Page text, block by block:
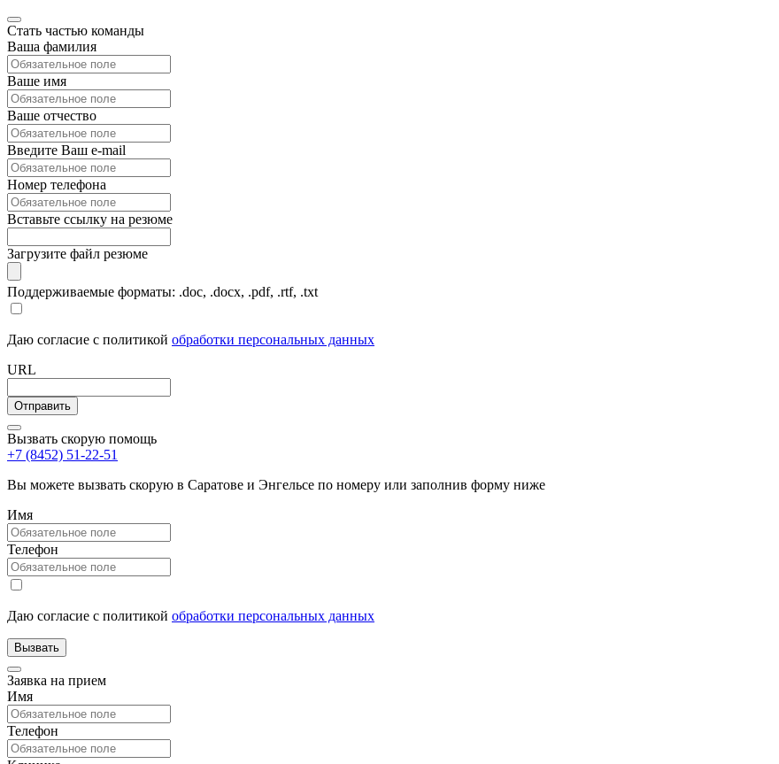
Стать частью команды
Ваша фамилия
Ваше имя
Ваше отчество
Введите Ваш e-mail
Номер телефона
Вставьте ссылку на резюме
Загрузите файл резюме
Поддерживаемые форматы: .doc, .docx, .pdf, .rtf, .txt
Даю согласие с политикой обработки персональных данных
URL
Вызвать скорую помощь
+7 (8452) 51-22-51
Вы можете вызвать скорую в Саратове и Энгельсе по номеру или заполнив форму ниже
Имя
Телефон
Даю согласие с политикой обработки персональных данных
Заявка на прием
Имя
Телефон